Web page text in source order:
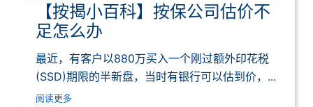
【按揭小百科】按保公司估价不
足怎么办
最近，有客户以880万买入一个刚过额外印花税
(SSD)期限的半新盘，当时有银行可以估到价，...
阅读更多